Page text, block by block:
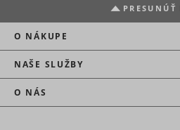
PRESUNÚŤ
O NÁKUPE
NAŠE SLUŽBY
O NÁS